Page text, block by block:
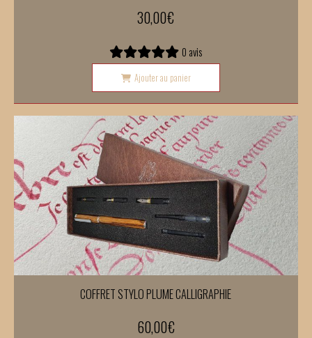
30,00€
0 avis
Ajouter au panier
COFFRET STYLO PLUME CALLIGRAPHIE
60,00€